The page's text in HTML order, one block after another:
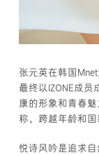
张元英在韩国
最终以IZONE成
康的形象和青春
称，跨越年龄和国
悦诗风吟是追求